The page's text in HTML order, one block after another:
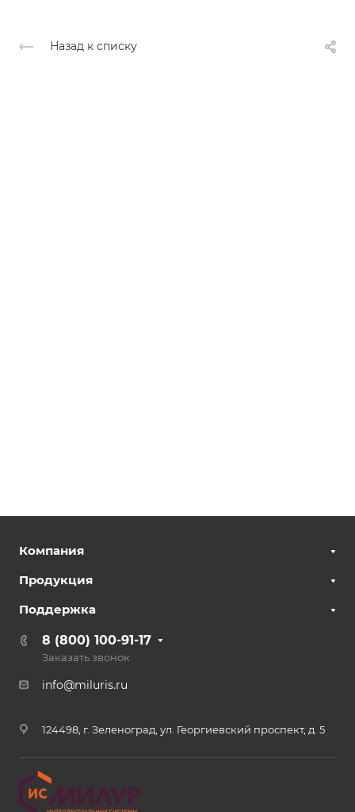
Назад к списку
Компания
Продукция
Поддержка
8 (800) 100-91-17
Заказать звонок
info@miluris.ru
124498, г. Зеленоград, ул. Георгиевский проспект, д. 5